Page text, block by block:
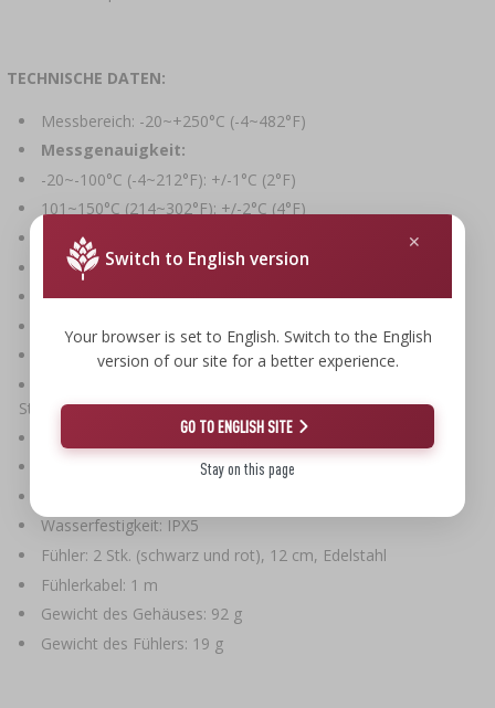
TECHNISCHE DATEN:
Messbereich: -20~+250°C (-4~482°F)
Messgenauigkeit:
-20~-100°C (-4~212°F): +/-1°C (2°F)
101~150°C (214~302°F): +/-2°C (4°F)
151~200°C (304~392°F): +/-4°C (8°F)
201~250°C (394~482°F): +/-5%
Bluetooth-Version: 5.0
Bluetooth-Reichweite: 40 m (im Freien)
Kompatibel mit Apps:TuyaoderSmartlife
Standfuß
Stromversorgung: 3,7-V-Akku, 600 mAh
Ladeanschluss: USB Typ-C, Eingang 5V/1A
Wasserfestigkeit: IPX5
Fühler: 2 Stk. (schwarz und rot), 12 cm, Edelstahl
Fühlerkabel: 1 m
Gewicht des Gehäuses: 92 g
Gewicht des Fühlers: 19 g
Switch to English version
Your browser is set to English. Switch to the English
version of our site for a better experience.
GO TO ENGLISH SITE
Stay on this page